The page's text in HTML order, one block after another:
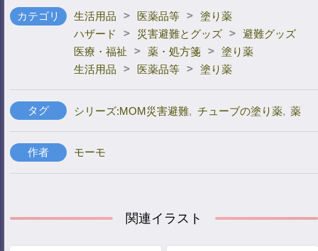
カテゴリ 生活用品 > 医薬品等 > 塗り薬
ハザード
> 災害避難とグッズ > 避難グッズ
医療・福祉
> 薬・処方箋 > 塗り薬
生活用品
> 医薬品等 > 塗り薬
タグ シリーズ:MOM災害避難, チューブの塗り薬, 薬
作者 モーモ
関連イラスト